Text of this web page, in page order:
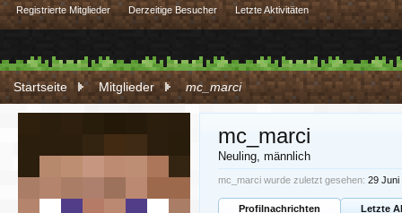
Startseite Mitglieder mc_marci
mc_marci
Neuling, männlich
mc_marci wurde zuletzt gesehen: 29 Juni
Profilnachrichten Letzte
Registrierte Mitglieder Derzeitige Besucher Letzte Aktivitäten